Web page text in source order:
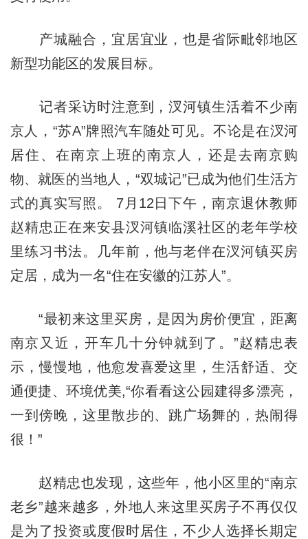
产城融合，宜居宜业，也是省际毗邻地区
新型功能区的发展目标。
记者采访时注意到，汊河镇生活着不少南
京人，“苏A”牌照汽车随处可见。不论是在汊河
居住、在南京上班的南京人，还是去南京购
物、就医的当地人，“双城记”已成为他们生活方
式的真实写照。 7月12日下午，南京退休教师
赵精忠正在来安县汊河镇临溪社区的老年学校
里练习书法。几年前，他与老伴在汊河镇买房
定居，成为一名“住在安徽的江苏人”。
“最初来这里买房，是因为房价便宜，距离
南京又近，开车几十分钟就到了。”赵精忠表
示，慢慢地，他愈发喜爱这里，生活舒适、交
通便捷、环境优美,“你看看这公园建得多漂亮，
一到傍晚，这里散步的、跳广场舞的，热闹得
很！”
赵精忠也发现，这些年，他小区里的“南京
老乡”越来越多，外地人来这里买房子不再仅仅
是为了投资或度假时居住，不少人选择长期定